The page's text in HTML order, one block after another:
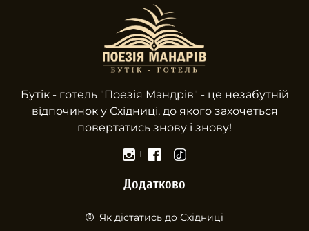
Бутік - готель "Поезiя Мандрів" - це незабутній
відпочинок у Східниці, до якого захочеться
повертатись знову і знову!
Додатково
Як дістатись до Східниці